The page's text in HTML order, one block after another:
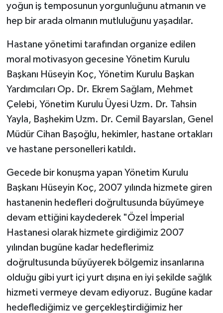
yoğun iş temposunun yorgunluğunu atmanın ve
hep bir arada olmanın mutluluğunu yaşadılar.
Hastane yönetimi tarafından organize edilen
moral motivasyon gecesine Yönetim Kurulu
Başkanı Hüseyin Koç, Yönetim Kurulu Başkan
Yardımcıları Op. Dr. Ekrem Sağlam, Mehmet
Çelebi, Yönetim Kurulu Üyesi Uzm. Dr. Tahsin
Yayla, Başhekim Uzm. Dr. Cemil Bayarslan, Genel
Müdür Cihan Başoğlu, hekimler, hastane ortakları
ve hastane personelleri katıldı.
Gecede bir konuşma yapan Yönetim Kurulu
Başkanı Hüseyin Koç, 2007 yılında hizmete giren
hastanenin hedefleri doğrultusunda büyümeye
devam ettiğini kaydederek "Özel İmperial
Hastanesi olarak hizmete girdiğimiz 2007
yılından bugüne kadar hedeflerimiz
doğrultusunda büyüyerek bölgemiz insanlarına
olduğu gibi yurt içi yurt dışına en iyi şekilde sağlık
hizmeti vermeye devam ediyoruz. Bugüne kadar
hedeflediğimiz ve gerçekleştirdiğimiz her